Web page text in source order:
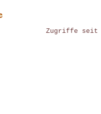
Zugriffe seit